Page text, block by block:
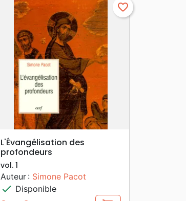
searchAPERÇU RAPIDE
favorite_border
L'Évangélisation des
profondeurs
vol. 1
Auteur : Simone Pacot
check Disponible